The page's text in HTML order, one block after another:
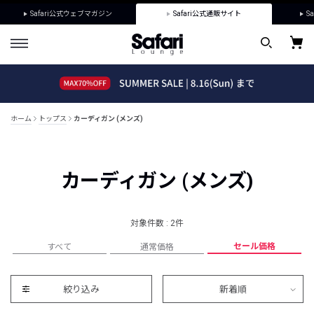
Safari公式ウェブマガジン Safari公式通販サイト
ホーム トップス カーディガン (メンズ)
カーディガン (メンズ)
対象件数 : 2件
すべて 通常価格 セール価格
絞り込み 新着順